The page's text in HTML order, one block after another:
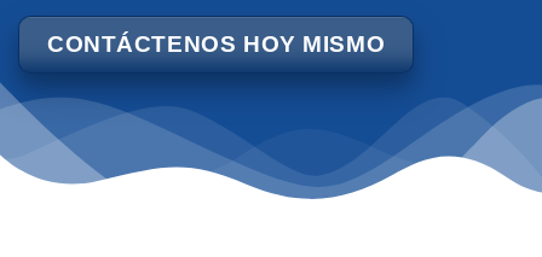
CONTÁCTENOS HOY MISMO